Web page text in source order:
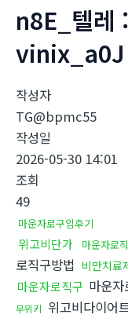
n8E_텔레
vinix_a0J
작성자
TG@bpmc55
작성일
2026-05-30 14:01
조회
49
마운자로구입후기
위고비단가 마운자로
로직구방법 비만치료
마운자로직구 마운
무위키 위고비다이어